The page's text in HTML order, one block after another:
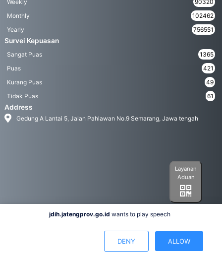
Weekly
90320
Monthly
102462
Yearly
756551
Survei Kepuasan
Sangat Puas
1365
Puas
421
Kurang Puas
49
Tidak Puas
61
Address
Gedung A Lantai 5, Jalan Pahlawan No.9 Semarang, Jawa tengah
Layanan
Aduan
Hak Cipta 2022© Biro Hukum Pemerintah Provinsi Jawa Tengah
jdih.jatengprov.go.id wants to play speech
DENY ALLOW